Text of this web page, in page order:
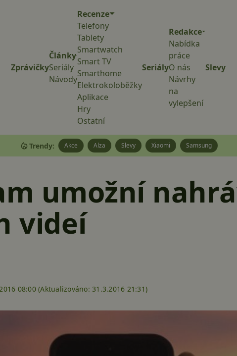
Zprávičky
Články
Seriály
Návody
Recenze
Telefony
Tablety
Smartwatch
Smart TV
Smarthome
Elektrokoloběžky
Aplikace
Hry
Ostatní
Seriály
Redakce
Nabídka
práce
O nás
Návrhy
na
vylepšení
Slevy
Trendy: Akce Alza Slevy Xiaomi Samsung
umožní
videí
08:00 (Aktualizováno: 31.3.2016 21:31)